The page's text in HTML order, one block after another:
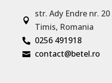

str. Ady Endre nr. 20
Timis, Romania
 0256 491918
 contact@betel.ro